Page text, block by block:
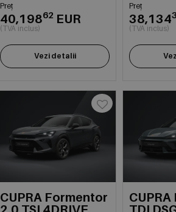
Preț
40,19862 EUR
(TVA inclus)
Vezi detalii
Preț
38,134
(TVA inclus)
CUPRA Formentor